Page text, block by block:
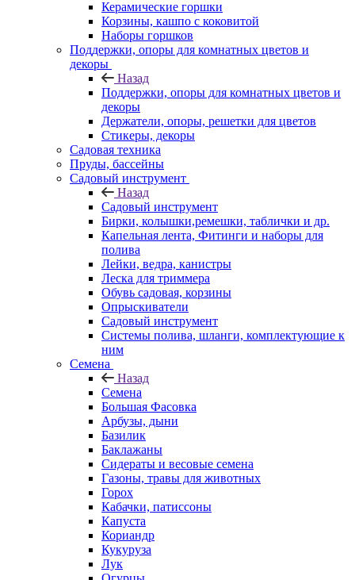
Керамические горшки
Корзины, кашпо с коковитой
Наборы горшков
Поддержки, опоры для комнатных цветов и
декоры
Назад
Поддержки, опоры для комнатных цветов и
декоры
Держатели, опоры, решетки для цветов
Стикеры, декоры
Садовая техника
Пруды, бассейны
Садовый инструмент
Назад
Садовый инструмент
Бирки, колышки,ремешки, таблички и др.
Капельная лента, Фитинги и наборы для
полива
Лейки, ведра, канистры
Леска для триммера
Обувь садовая, корзины
Опрыскиватели
Садовый инструмент
Системы полива, шланги, комплектующие к
ним
Семена
Назад
Семена
Большая Фасовка
Арбузы, дыни
Базилик
Баклажаны
Сидераты и весовые семена
Газоны, травы для животных
Горох
Кабачки, патиссоны
Капуста
Кориандр
Кукуруза
Лук